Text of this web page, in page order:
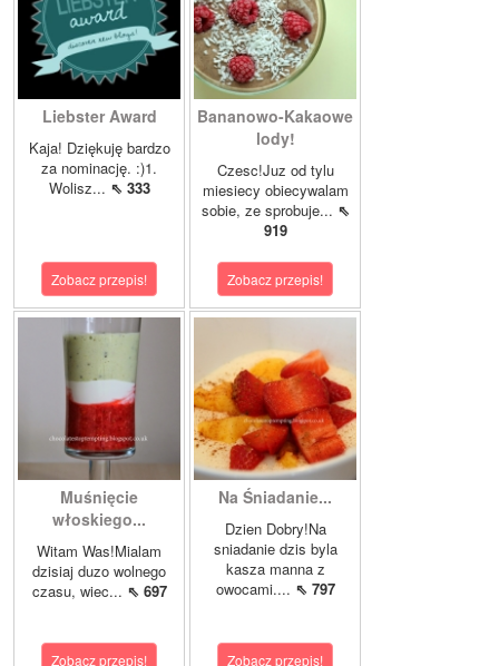
Liebster Award
Kaja! Dziękuję bardzo
za nominację. :)1.
Wolisz... ⇖ 333
Zobacz przepis!
Bananowo-Kakaowe
lody!
Czesc!Juz od tylu
miesiecy obiecywalam
sobie, ze sprobuje... ⇖
919
Zobacz przepis!
Muśnięcie
włoskiego...
Witam Was!Mialam
dzisiaj duzo wolnego
czasu, wiec... ⇖ 697
Zobacz przepis!
Na Śniadanie...
Dzien Dobry!Na
sniadanie dzis byla
kasza manna z
owocami.... ⇖ 797
Zobacz przepis!